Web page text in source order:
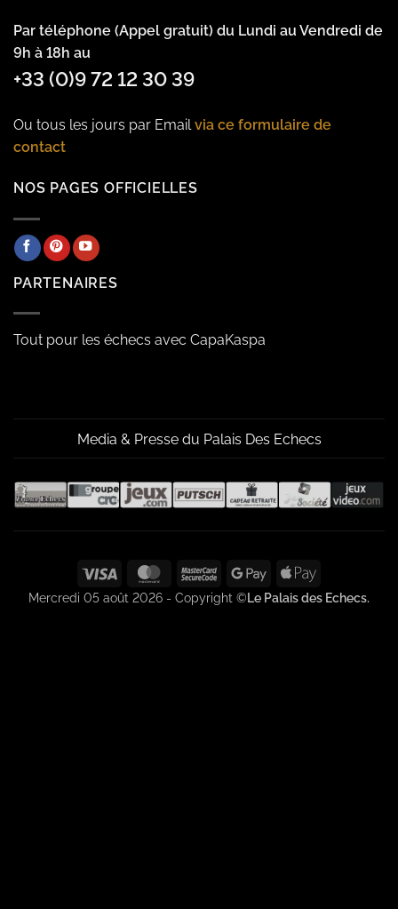
Par téléphone (Appel gratuit) du Lundi au Vendredi de
9h à 18h au
+33 (0)9 72 12 30 39
Ou tous les jours par Emailvia ce formulaire de
contact
NOS PAGES OFFICIELLES
PARTENAIRES
Tout pour les échecs avec CapaKaspa
Media & Presse du Palais Des Echecs
Visa MasterCardMasterCard
2
Google
Pay
Apple
Pay
Mercredi 05 août 2026 - Copyright ©Le Palais des Echecs.